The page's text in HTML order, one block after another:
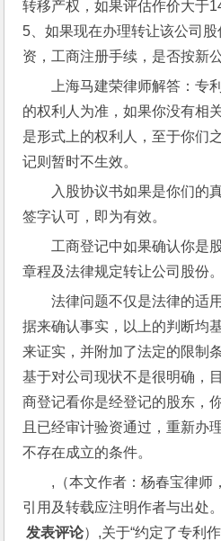
转移产权，如果评估作价大于
5、如果现在办理转让该公司
资，工商注册手续，是否按新
上海马建荣律师解答：专
的权利人为准，如果你没有相
是形式上的权利人，至于你们
记则暂时不生效。
入股协议书如果是你们的
签字认可，即为有效。
工商登记中如果确认你是
章程及法律规定转让公司股份。
法律问题不仅是法律的适
据来确认事实，以上的判断均
来证实，并附加了法定的限制
基于对公司现状不是很明确，
商登记看你是经登记的股东，
且已经审计验资通过，重新办
不存在成立的条件。
,（本文作者：杨春宝律师
引用及转载应注明作者与出处。
发表评论）,关于“约定了专利